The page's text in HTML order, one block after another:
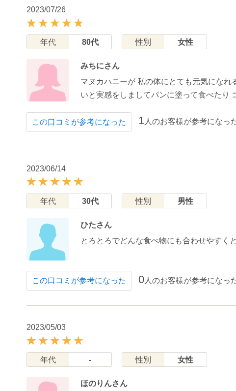
2023/07/26
年代 80代 性別 女性
みちにさん
マヌカハニーが 私の体にとても元気にな
いと実感をしましてパンに塗って食べたり
この口コミが参考になった 1 人のお客様が参考になっ
2023/06/14
年代 30代 性別 男性
ひたさん
とろとろでどんな食べ物にも合わせやすく
この口コミが参考になった 0人のお客様が参考になっ
2023/05/03
年代 - 性別 女性
ほのりんさん